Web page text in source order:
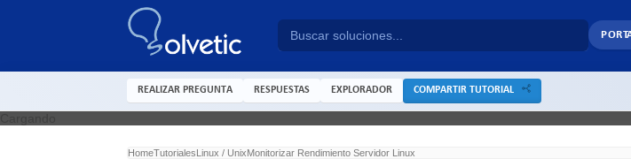
REALIZAR PREGUNTA RESPUESTAS EXPLORADOR COMPARTIR TUTORIAL
HomeTutorialesLinux / UnixMonitorizar Rendimiento Servidor Linux